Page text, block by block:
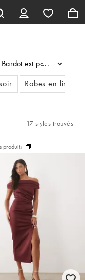
est parfaite pour
...
Robes en lin
17 styles trouvés
produits